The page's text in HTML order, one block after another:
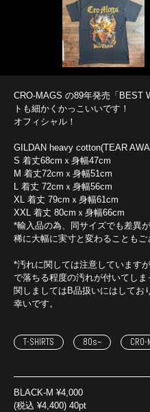
CRO-MAGS の89年発売「BEST
トも細かくかっこいいです！
オフィシャル！
GILDAN heavy cotton(TEAR
S 着丈68cmｘ身幅47cm
M 着丈72cmｘ身幅51cm
L 着丈 72cmｘ身幅56cm
XL 着丈 79cmｘ身幅61cm
XXL 着丈 80cmｘ身幅66cm
*輸入品の為、同サイズでも差異
稀に大幅に実寸と変わることもご
*汚れに関しては注意しています
で落ちる程度の汚れが付いてし
関しましてはB品扱いにはしてお
幸いです。
T-SHIRTS 80s~ CRO-
BLACK-M ¥4,000
(税込 ¥4,400) 40pt